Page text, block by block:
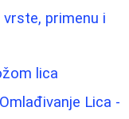
primenu i
lica
Lica -